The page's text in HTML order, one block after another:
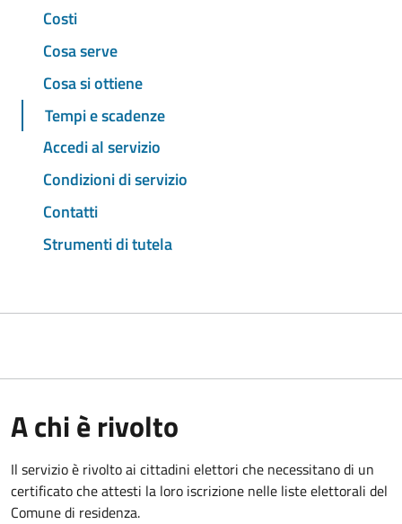
Costi
Cosa serve
Cosa si ottiene
Tempi e scadenze
Accedi al servizio
Condizioni di servizio
Contatti
Strumenti di tutela
A chi è rivolto
Il servizio è rivolto ai cittadini elettori che necessitano di un
certificato che attesti la loro iscrizione nelle liste elettorali del
Comune di residenza.